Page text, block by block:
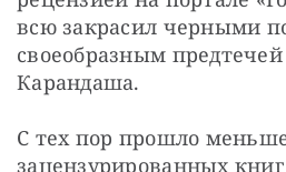
всю закрасил черными
своеобразным
Карандаша.
С тех пор прошло
зацензурированных